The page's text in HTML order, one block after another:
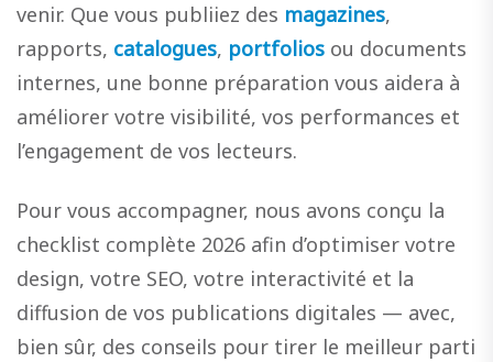
venir. Que vous publiiez des magazines,
rapports, catalogues, portfolios ou documents
internes, une bonne préparation vous aidera à
améliorer votre visibilité, vos performances et
l’engagement de vos lecteurs.
Pour vous accompagner, nous avons conçu la
checklist complète 2026 afin d’optimiser votre
design, votre SEO, votre interactivité et la
diffusion de vos publications digitales — avec,
bien sûr, des conseils pour tirer le meilleur parti